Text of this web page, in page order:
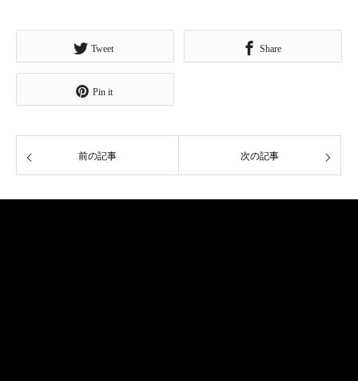
Tweet Share
Pin it
前の記事 次の記事